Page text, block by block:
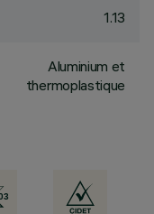
1.13
Aluminium et
thermoplastique